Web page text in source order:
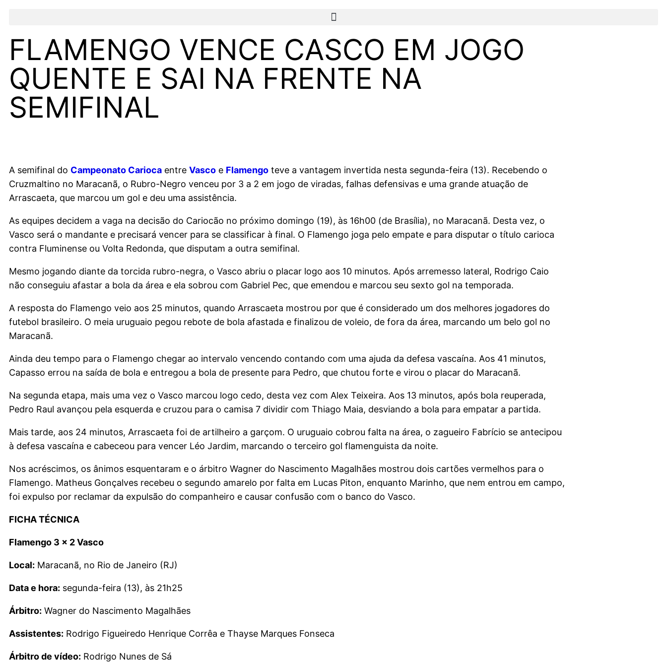
FLAMENGO VENCE CASCO EM JOGO
QUENTE E SAI NA FRENTE NA
SEMIFINAL
A semifinal do Campeonato Carioca entre Vasco e Flamengo teve a vantagem invertida nesta segunda-feira (13). Recebendo o
Cruzmaltino no Maracanã, o Rubro-Negro venceu por 3 a 2 em jogo de viradas, falhas defensivas e uma grande atuação de
Arrascaeta, que marcou um gol e deu uma assistência.
As equipes decidem a vaga na decisão do Cariocão no próximo domingo (19), às 16h00 (de Brasília), no Maracanã. Desta vez, o
Vasco será o mandante e precisará vencer para se classificar à final. O Flamengo joga pelo empate e para disputar o título carioca
contra Fluminense ou Volta Redonda, que disputam a outra semifinal.
Mesmo jogando diante da torcida rubro-negra, o Vasco abriu o placar logo aos 10 minutos. Após arremesso lateral, Rodrigo Caio
não conseguiu afastar a bola da área e ela sobrou com Gabriel Pec, que emendou e marcou seu sexto gol na temporada.
A resposta do Flamengo veio aos 25 minutos, quando Arrascaeta mostrou por que é considerado um dos melhores jogadores do
futebol brasileiro. O meia uruguaio pegou rebote de bola afastada e finalizou de voleio, de fora da área, marcando um belo gol no
Maracanã.
Ainda deu tempo para o Flamengo chegar ao intervalo vencendo contando com uma ajuda da defesa vascaína. Aos 41 minutos,
Capasso errou na saída de bola e entregou a bola de presente para Pedro, que chutou forte e virou o placar do Maracanã.
Na segunda etapa, mais uma vez o Vasco marcou logo cedo, desta vez com Alex Teixeira. Aos 13 minutos, após bola reuperada,
Pedro Raul avançou pela esquerda e cruzou para o camisa 7 dividir com Thiago Maia, desviando a bola para empatar a partida.
Mais tarde, aos 24 minutos, Arrascaeta foi de artilheiro a garçom. O uruguaio cobrou falta na área, o zagueiro Fabrício se antecipou
à defesa vascaína e cabeceou para vencer Léo Jardim, marcando o terceiro gol flamenguista da noite.
Nos acréscimos, os ânimos esquentaram e o árbitro Wagner do Nascimento Magalhães mostrou dois cartões vermelhos para o
Flamengo. Matheus Gonçalves recebeu o segundo amarelo por falta em Lucas Piton, enquanto Marinho, que nem entrou em campo,
foi expulso por reclamar da expulsão do companheiro e causar confusão com o banco do Vasco.
FICHA TÉCNICA
Flamengo 3 x 2 Vasco
Local: Maracanã, no Rio de Janeiro (RJ)
Data e hora: segunda-feira (13), às 21h25
Árbitro: Wagner do Nascimento Magalhães
Assistentes: Rodrigo Figueiredo Henrique Corrêa e Thayse Marques Fonseca
Árbitro de vídeo: Rodrigo Nunes de Sá